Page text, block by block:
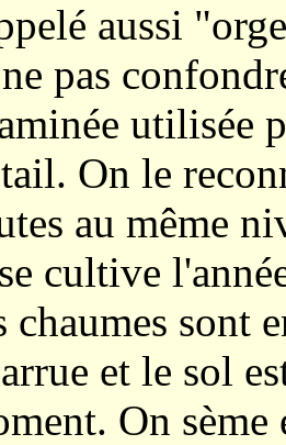
aussi
pas
utilisée
On le
au même
cultive
chaumes sont
et le sol
On sème